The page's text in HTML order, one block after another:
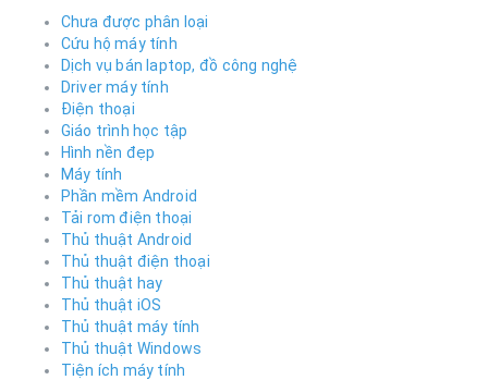
Chưa được phân loại
Cứu hộ máy tính
Dịch vụ bán laptop, đồ công nghệ
Driver máy tính
Điện thoại
Giáo trình học tập
Hình nền đẹp
Máy tính
Phần mềm Android
Tải rom điện thoại
Thủ thuật Android
Thủ thuật điện thoại
Thủ thuật hay
Thủ thuật iOS
Thủ thuật máy tính
Thủ thuật Windows
Tiện ích máy tính